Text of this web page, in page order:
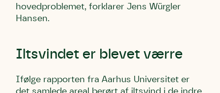
hovedproblemet, forklarer Jens Würgler
Hansen.
Iltsvindet er blevet værre
Ifølge rapporten fra Aarhus Universitet er